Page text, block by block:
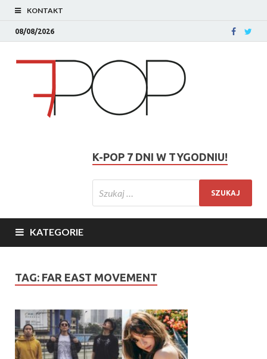
KONTAKT
08/08/2026
K-POP 7 DNI W TYGODNIU!
KATEGORIE
TAG: FAR EAST MOVEMENT